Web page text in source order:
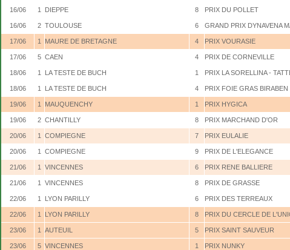
16/06 1 DIEPPE 8 PRIX DU POLLET
16/06 2 TOULOUSE 6 GRAND PRIX DYNAVENA
17/06 1 MAURE DE BRETAGNE 4 PRIX VOURASIE
17/06 5 CAEN 4 PRIX DE CORNEVILLE
18/06 1 LA TESTE DE BUCH 1 PRIX LA SORELLINA -
18/06 1 LA TESTE DE BUCH 4 PRIX FOIE GRAS BIRABEN
19/06 1 MAUQUENCHY 1 PRIX HYGICA
19/06 2 CHANTILLY 8 PRIX MARCHAND D'OR
20/06 1 COMPIEGNE 7 PRIX EULALIE
20/06 1 COMPIEGNE 9 PRIX DE L'ELEGANCE
21/06 1 VINCENNES 6 PRIX RENE BALLIERE
21/06 1 VINCENNES 8 PRIX DE GRASSE
22/06 1 LYON PARILLY 6 PRIX DES TERREAUX
22/06 1 LYON PARILLY 8 PRIX DU CERCLE DE
23/06 1 AUTEUIL 5 PRIX SAINT SAUVEUR
23/06 5 VINCENNES 1 PRIX NUNKY